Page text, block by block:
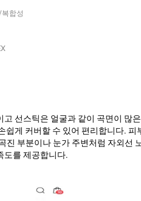
합성
고 선스틱은 얼굴과 같이 곡면이 많
쉽게 커버할 수 있어 편리합니다.
진 부분이나 눈가 주변처럼 자외선
도를 제공합니다.